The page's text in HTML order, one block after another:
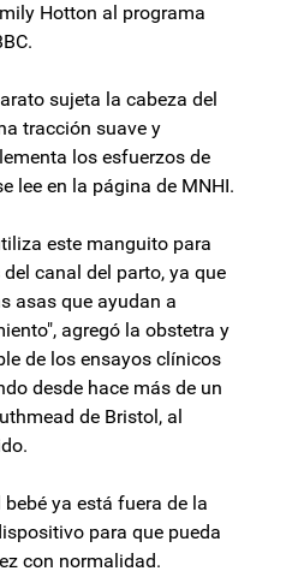
Hotton al programa
sujeta la cabeza del
tracción suave y
los esfuerzos de
lee en la página de MNHI.
este manguito para
canal del parto, ya que
asas que ayudan a
agregó la obstetra y
de los ensayos clínicos
desde hace más de un
de Bristol, al
ya está fuera de la
para que pueda
con normalidad.